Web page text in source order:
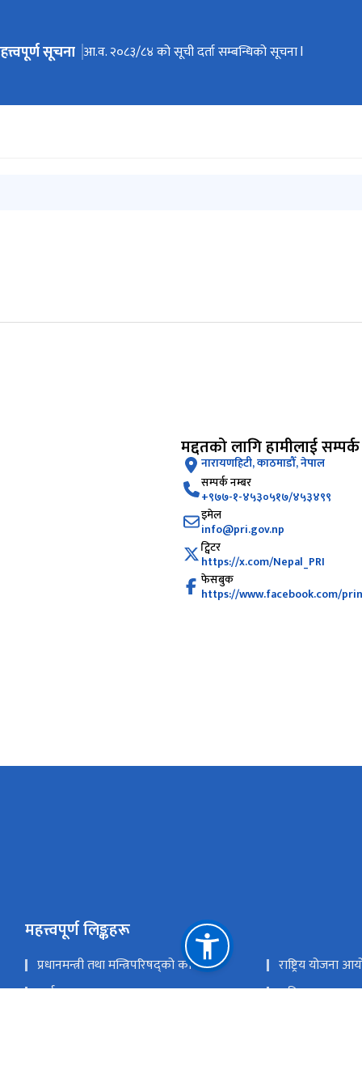
जानुहोस्
सूचना आ.व. २०८३/८४ को सूची दर्ता सम्बन्धिको सूचना l
मद्दतको लागि हामीलाई
नारायणहिटी, काठमाडौँ, नेपाल
सम्पर्क नम्बर
‌+९७७-१-४५३०५१७/४५३४९९
इमेल
info@pri.gov.np
ट्विटर
https://x.com/Nepal_PRI
फेसबुक
https://www.facebook.com/
महत्त्वपूर्ण लिङ्कहरू
प्रधानमन्त्री तथा मन्त्रिपरिषद्को कार्यालय
राष्ट्रिय योजना
अर्थ मन्त्रालय
राष्ट्रिय तथ्याङ्क